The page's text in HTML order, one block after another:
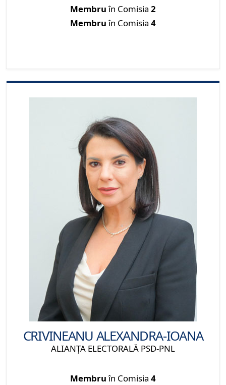
Membruîn Comisia 2
Membruîn Comisia 4
CRIVINEANU ALEXANDRA-IOANA
ALIANŢA ELECTORALĂ PSD-PNL
Membruîn Comisia 4